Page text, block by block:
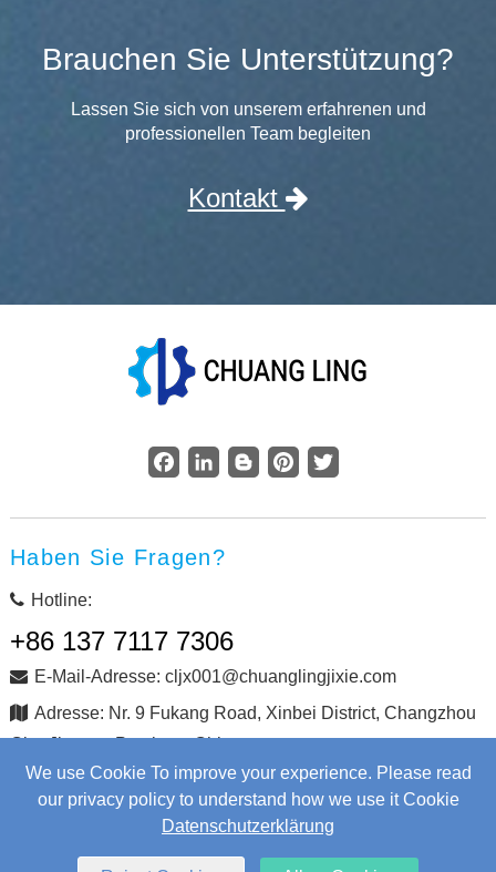
We use Cookie To improve your experience. Please read
our privacy policy to understand how we use it Cookie
Datenschutzerklärung
Brauchen Sie Unterstützung?
Lassen Sie sich von unserem erfahrenen und
professionellen Team begleiten
Kontakt
Facebook
LinkedInBloggerPinterestTwitter
Haben Sie Fragen?
Hotline:
+86 137 7117 7306
E-Mail-Adresse: cljx001@chuanglingjixie.com
Adresse: Nr. 9 Fukang Road, Xinbei District, Changzhou
City, Jiangsu Province, China
Copyright © Changzhou Chuangling Machinery Co., Ltd. Alle
Sitemap
Nachrichten RSS XML-Dateien